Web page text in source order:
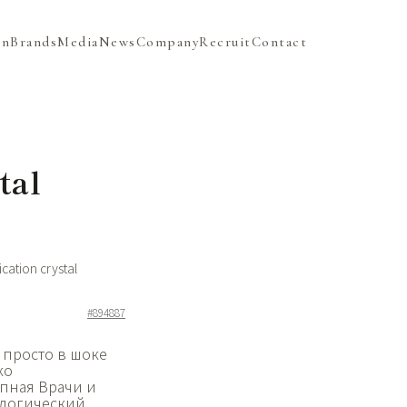
BrandsMediaNewsCompanyRecruitContact
crystal
#894887
просто в шоке
Врачи и